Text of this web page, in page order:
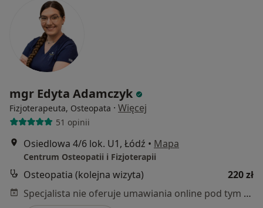
mgr Edyta Adamczyk
Fizjoterapeuta, Osteopata · Więcej
51 opinii
Osiedlowa 4/6 lok. U1, Łódź • Mapa
Centrum Osteopatii i Fizjoterapii
Osteopatia (kolejna wizyta)
220 zł
Specjalista nie oferuje umawiania online pod tym adresem.